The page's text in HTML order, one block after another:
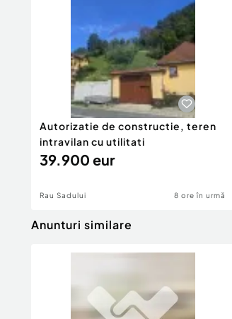
Autorizatie de constructie, teren
intravilan cu utilitati
39.900 eur
Rau Sadului 8 ore în urmă
Anunturi similare